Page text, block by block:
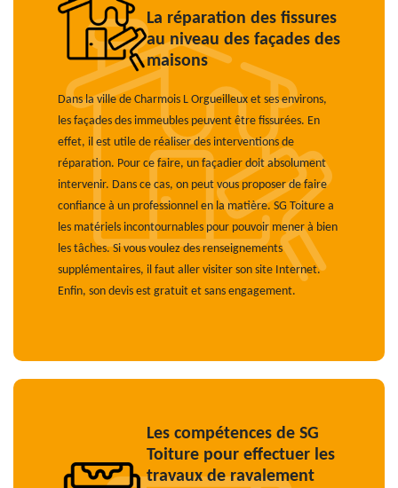
La réparation des fissures
au niveau des façades des
maisons
Dans la ville de Charmois L Orgueilleux et ses environs,
les façades des immeubles peuvent être fissurées. En
effet, il est utile de réaliser des interventions de
réparation. Pour ce faire, un façadier doit absolument
intervenir. Dans ce cas, on peut vous proposer de faire
confiance à un professionnel en la matière. SG Toiture a
les matériels incontournables pour pouvoir mener à bien
les tâches. Si vous voulez des renseignements
supplémentaires, il faut aller visiter son site Internet.
Enfin, son devis est gratuit et sans engagement.
Les compétences de SG
Toiture pour effectuer les
travaux de ravalement